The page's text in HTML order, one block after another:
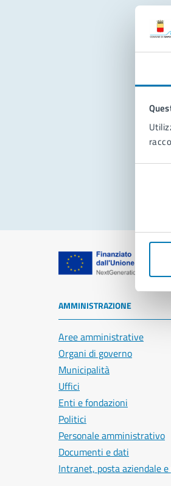
AMMINISTRAZIONE
Aree amministrative
Organi di governo
Municipalità
Uffici
Enti e fondazioni
Politici
Personale amministrativo
Documenti e dati
Intranet, posta aziendale